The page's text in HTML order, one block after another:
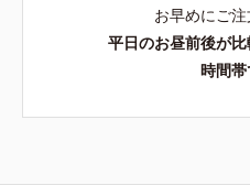
お早めにご注
平日のお昼前後が
時間帯